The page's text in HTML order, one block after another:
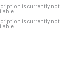
is currently not
is currently not